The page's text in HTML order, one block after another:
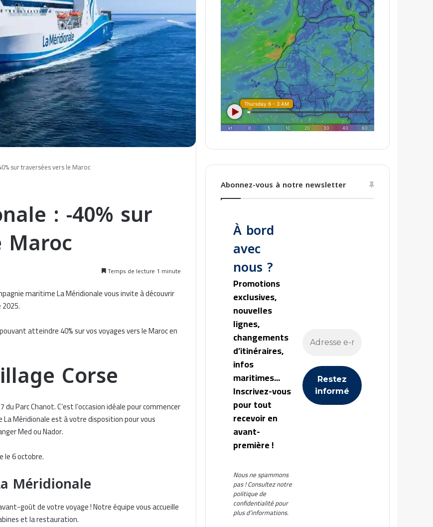
sur traversées vers le Maroc
: -40% sur
Temps de lecture 1 minute
maritime La Méridionale vous invite à découvrir
atteindre 40% sur vos voyages vers le Maroc en
Corse
Parc Chanot. C’est l’occasion idéale pour commencer
La Méridionale est à votre disposition pour vous
Med ou Nador.
le 6 octobre.
Méridionale
goût de votre voyage ! Notre équipe vous accueille
et la restauration.
Abonnez-vous à notre newsletter
À bord
avec
nous ?
Promotions
exclusives,
nouvelles
lignes,
changements
d’itinéraires,
infos
maritimes...
Inscrivez-vous
pour tout
recevoir en
avant-
première !
Nous ne spammons
pas ! Consultez notre
politique de
confidentialitépour
plus d’informations.